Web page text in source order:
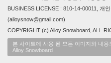
BUSINESS LICENSE : 810-14-00011, 개
(alloysnow@gmail.com)
COPYRIGHT (c) Alloy Snowboard, ALL
본 사이트에 사용 된 모든 이미지와 내
Alloy Snowboard